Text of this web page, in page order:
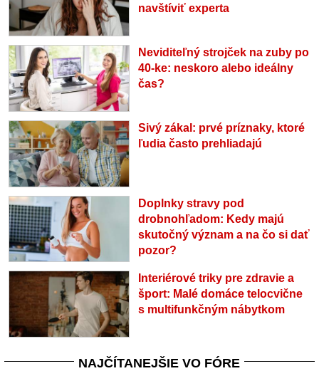
navštíviť experta
Neviditeľný strojček na zuby po
40-ke: neskoro alebo ideálny
čas?
Sivý zákal: prvé príznaky, ktoré
ľudia často prehliadajú
Doplnky stravy pod
drobnohľadom: Kedy majú
skutočný význam a na čo si dať
pozor?
Interiérové triky pre zdravie a
šport: Malé domáce telocvične
s multifunkčným nábytkom
NAJČÍTANEJŠIE VO FÓRE